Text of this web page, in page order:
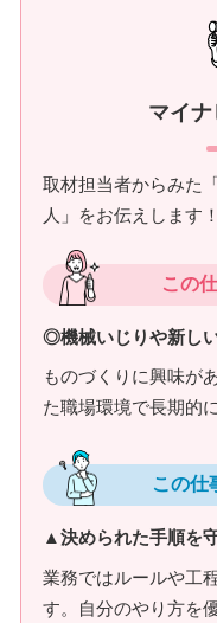
マイ
取材担当者からみた
人」をお伝えします！
この
◎機械いじりや新し
ものづくりに興味が
た職場環境で長期的
この仕
▲決められた手順を
業務ではルールや工
す。自分のやり方を